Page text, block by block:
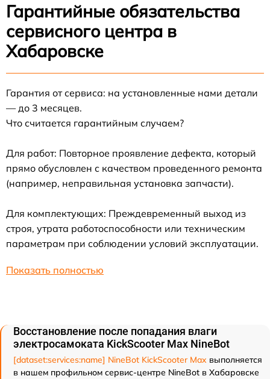
Гарантийные обязательства
сервисного центра в
Хабаровске
Гарантия от сервиса: на установленные нами детали
— до 3 месяцев.
Что считается гарантийным случаем?
Для работ: Повторное проявление дефекта, который
прямо обусловлен с качеством проведенного ремонта
(например, неправильная установка запчасти).
Для комплектующих: Преждевременный выход из
строя, утрата работоспособности или техническим
параметрам при соблюдении условий эксплуатации.
Показать полностью
Восстановление после попадания влаги
электросамоката KickScooter Max NineBot
[dataset:services:name] NineBot KickScooter Max выполняется
в нашем профильном сервис-центре NineBot в Хабаровске